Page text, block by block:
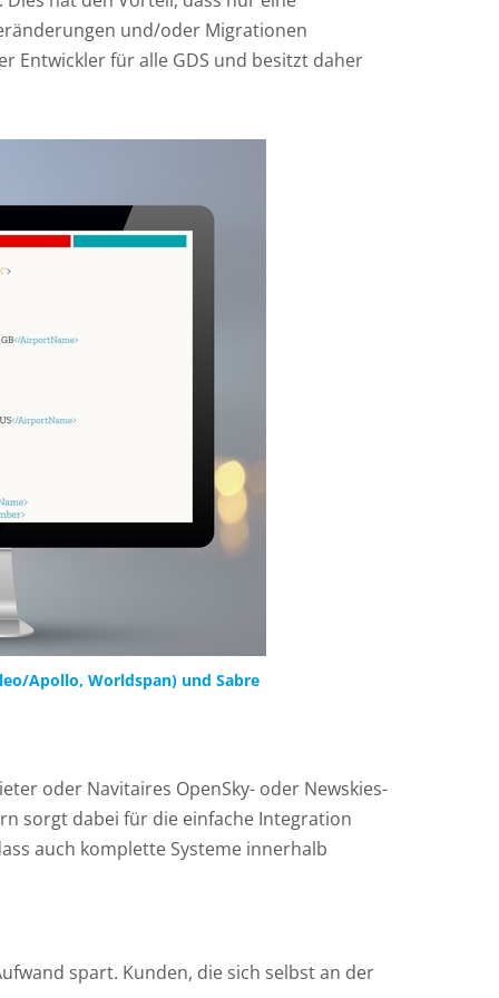
und/oder Migrationen
Entwickler für alle GDS und besitzt daher
Apollo, Worldspan) und Sabre
oder Navitaires OpenSky- oder Newskies-
sorgt dabei für die einfache Integration
auch komplette Systeme innerhalb
spart. Kunden, die sich selbst an der